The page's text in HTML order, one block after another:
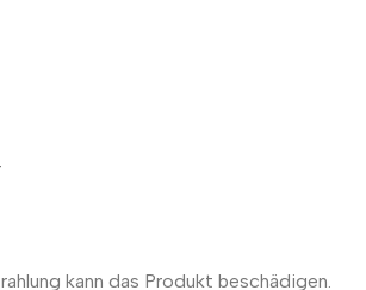
kann das Produkt beschädigen.